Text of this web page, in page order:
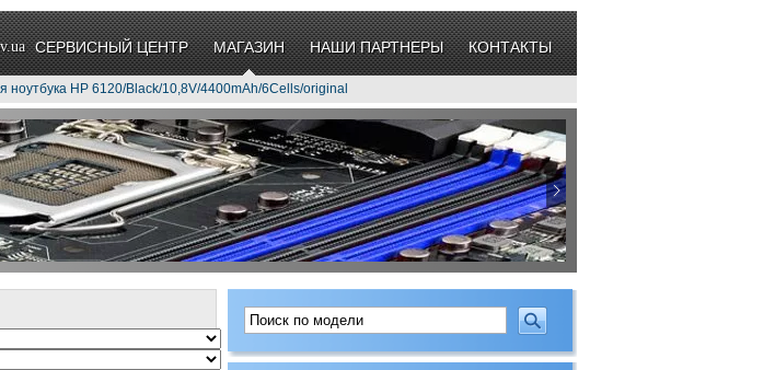
СЕРВИСНЫЙ ЦЕНТР МАГАЗИН НАШИ ПАРТНЕРЫ КОНТАКТЫ
ноутбука HP 6120/Black/10,8V/4400mAh/6Cells/original